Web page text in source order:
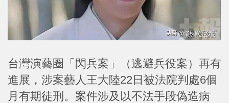
台灣演藝圈「閃兵案」（逃避兵役案）再有
進展，涉案藝人王大陸22日被法院判處6個
月有期徒刑。案件涉及以不法手段偽造病